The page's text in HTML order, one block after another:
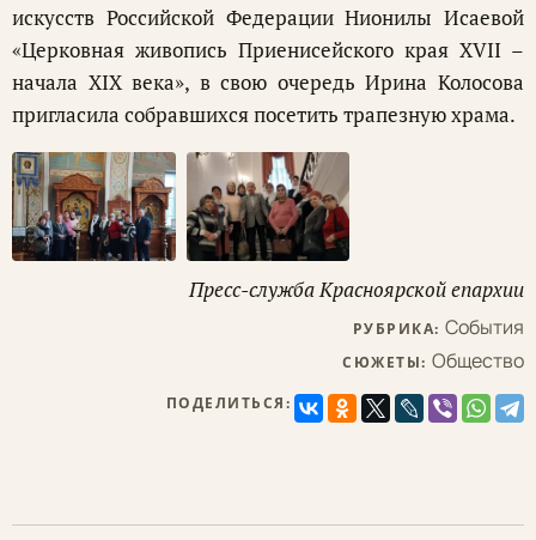
искусств Российской Федерации Нионилы Исаевой
«Церковная живопись Приенисейского края XVII –
начала XIX века», в свою очередь Ирина Колосова
пригласила собравшихся посетить трапезную храма.
Пресс-служба Красноярской епархии
РУБРИКА: События
СЮЖЕТЫ: Общество
ПОДЕЛИТЬСЯ: